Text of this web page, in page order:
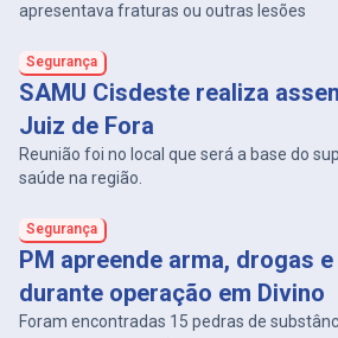
apresentava fraturas ou outras lesões
Segurança
SAMU Cisdeste realiza
Juiz de Fora
Reunião foi no local que será a base do
saúde na região.
Segurança
PM apreende arma, drogas
durante operação em Divino
Foram encontradas 15 pedras de